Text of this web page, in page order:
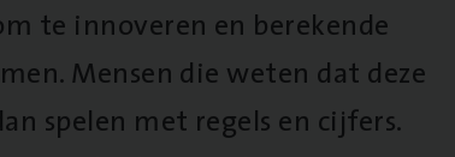
te innoveren en berekende
Mensen die weten dat deze
spelen met regels en cijfers.